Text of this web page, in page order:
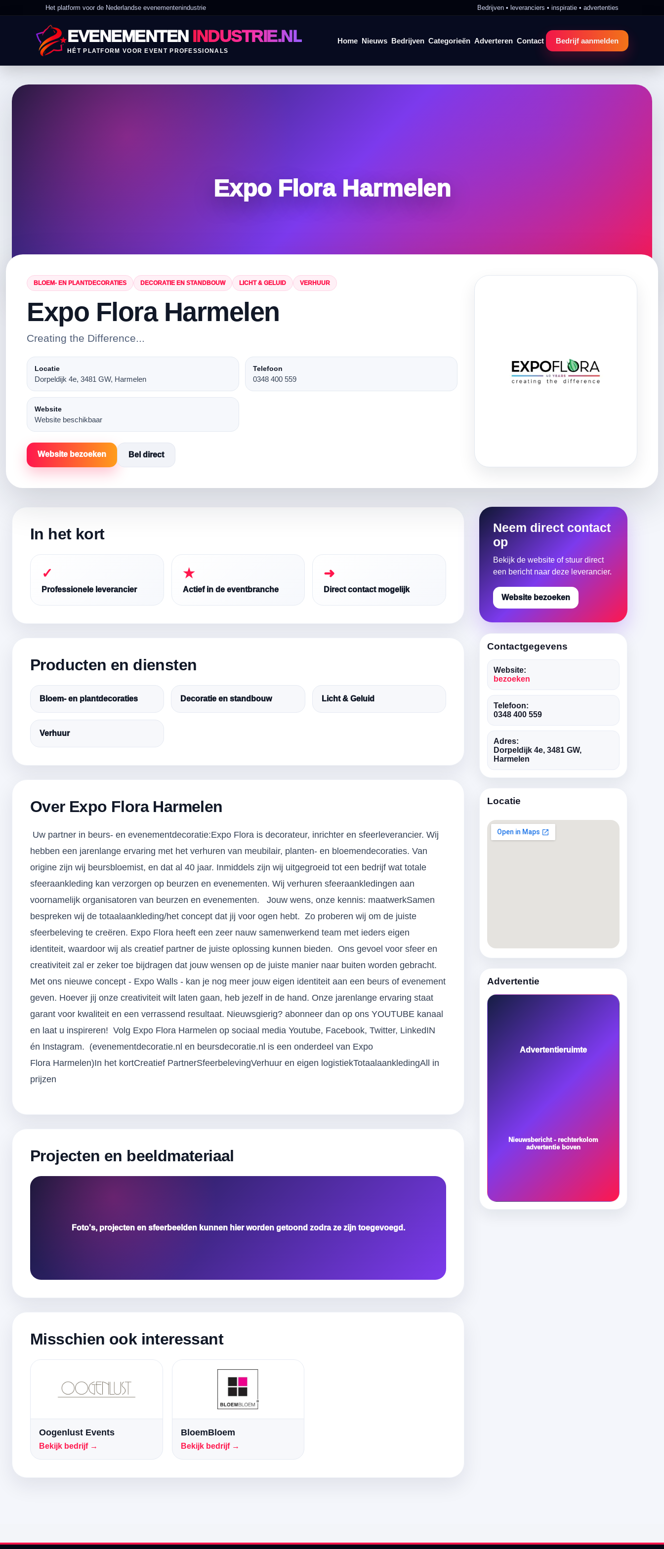
Het platform voor de Nederlandse evenementenindustrie Bedrijven • leveranciers • inspiratie • advertenties
EVENEMENTEN INDUSTRIE.NL
HÉT PLATFORM VOOR EVENT PROFESSIONALS
Home Nieuws Bedrijven Categorieën Adverteren Contact Bedrijf aanmelden
Expo Flora Harmelen
BLOEM- EN PLANTDECORATIES DECORATIE EN STANDBOUW LICHT & GELUID VERHUUR
Expo Flora Harmelen
Creating the Difference...
Locatie
Dorpeldijk 4e, 3481 GW, Harmelen
Telefoon
0348 400 559
Website
Website beschikbaar
Website bezoeken Bel direct
In het kort
✓
Professionele leverancier
★
Actief in de eventbranche
➜
Direct contact mogelijk
Producten en diensten
Bloem- en plantdecoraties Decoratie en standbouw Licht & Geluid
Verhuur
Over Expo Flora Harmelen
Uw partner in beurs- en evenementdecoratie:Expo Flora is decorateur, inrichter en sfeerleverancier. Wij
hebben een jarenlange ervaring met het verhuren van meubilair, planten- en bloemendecoraties. Van
origine zijn wij beursbloemist, en dat al 40 jaar. Inmiddels zijn wij uitgegroeid tot een bedrijf wat totale
sfeeraankleding kan verzorgen op beurzen en evenementen. Wij verhuren sfeeraankledingen aan
voornamelijk organisatoren van beurzen en evenementen. Jouw wens, onze kennis: maatwerkSamen
bespreken wij de totaalaankleding/het concept dat jij voor ogen hebt. Zo proberen wij om de juiste
sfeerbeleving te creëren. Expo Flora heeft een zeer nauw samenwerkend team met ieders eigen
identiteit, waardoor wij als creatief partner de juiste oplossing kunnen bieden. Ons gevoel voor sfeer en
creativiteit zal er zeker toe bijdragen dat jouw wensen op de juiste manier naar buiten worden gebracht.
Met ons nieuwe concept - Expo Walls - kan je nog meer jouw eigen identiteit aan een beurs of evenement
geven. Hoever jij onze creativiteit wilt laten gaan, heb jezelf in de hand. Onze jarenlange ervaring staat
garant voor kwaliteit en een verrassend resultaat. Nieuwsgierig? abonneer dan op ons YOUTUBE kanaal
en laat u inspireren! Volg Expo Flora Harmelen op sociaal media Youtube, Facebook, Twitter, LinkedIN
én Instagram. (evenementdecoratie.nl en beursdecoratie.nl is een onderdeel van Expo
Flora Harmelen)In het kortCreatief PartnerSfeerbelevingVerhuur en eigen logistiekTotaalaankledingAll in
prijzen
Projecten en beeldmateriaal
Foto's, projecten en sfeerbeelden kunnen hier worden getoond zodra ze zijn toegevoegd.
Misschien ook interessant
Oogenlust Events
Bekijk bedrijf →
BloemBloem
Bekijk bedrijf →
Neem direct contact
op
Bekijk de website of stuur direct
een bericht naar deze leverancier.
Website bezoeken
Contactgegevens
Website:
bezoeken
Telefoon:
0348 400 559
Adres:
Dorpeldijk 4e, 3481 GW,
Harmelen
Locatie
Advertentie
Advertentieruimte
Nieuwsbericht - rechterkolom
advertentie boven